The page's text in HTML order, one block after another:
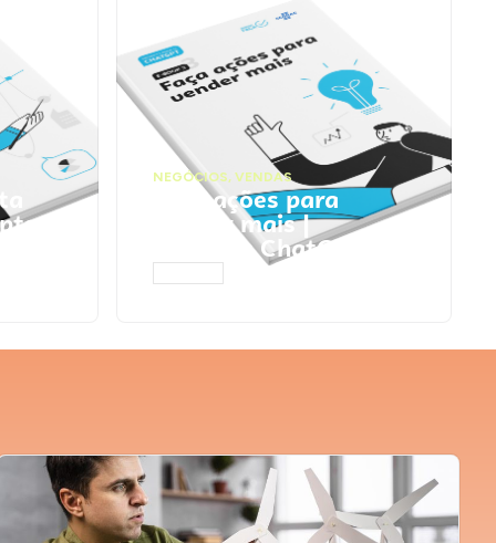
NEGÓCIOS, VENDAS
Faça ações para
vender mais |
Prompts ChatGPT